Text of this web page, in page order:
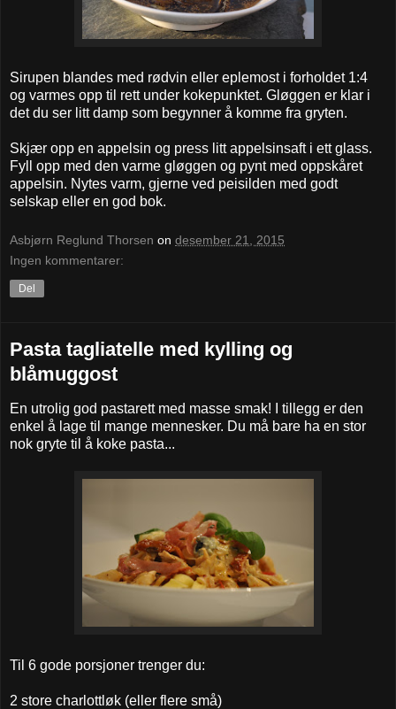
Sirupen blandes med rødvin eller eplemost i forholdet 1:4
og varmes opp til rett under kokepunktet. Gløggen er klar i
det du ser litt damp som begynner å komme fra gryten.
Skjær opp en appelsin og press litt appelsinsaft i ett glass.
Fyll opp med den varme gløggen og pynt med oppskåret
appelsin. Nytes varm, gjerne ved peisilden med godt
selskap eller en god bok.
Asbjørn Reglund Thorsen on desember 21, 2015
Ingen kommentarer:
Del
Pasta tagliatelle med kylling og
blåmuggost
En utrolig god pastarett med masse smak! I tillegg er den
enkel å lage til mange mennesker. Du må bare ha en stor
nok gryte til å koke pasta...
Til 6 gode porsjoner trenger du:
2 store charlottløk (eller flere små)